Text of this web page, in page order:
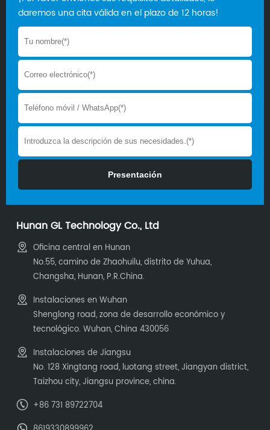
daremos una cita válida en el plazo de 12 horas!
Hunan GL Technology Co., Ltd
Oficina central en Hunan
No.55, camino de Zhaohuilu, distrito de Yuhua,
Changsha, Hunan, P.R.China.
Instalaciones en Wuhan
Shenglong road, zona de desarrollo económico y
tecnológico. Wuhan, China 430056
Instalaciones de Jiangsu
No. 128 Xingtang road, luotang street, Jiangyan district,
Taizhou city, Jiangsu province, china.
+86 731 89722704